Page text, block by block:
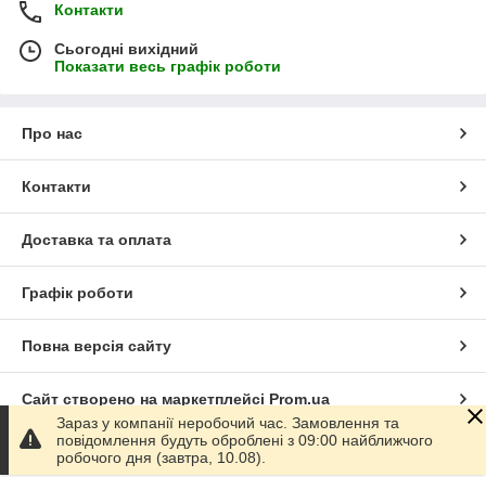
Контакти
Сьогодні вихідний
Показати весь графік роботи
Про нас
Контакти
Доставка та оплата
Графік роботи
Повна версія сайту
Сайт створено на маркетплейсі Prom.ua
Політика конфіденційності
Зараз у компанії неробочий час. Замовлення та
повідомлення будуть оброблені з 09:00 найближчого
робочого дня (завтра, 10.08).